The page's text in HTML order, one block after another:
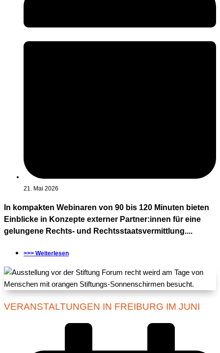
21. Mai 2026
In kompakten Webinaren von 90 bis 120 Minuten bieten
Einblicke in Konzepte externer Partner:innen für eine
gelungene Rechts- und Rechtsstaatsvermittlung....
>>> Weiterlesen
VERANSTALTUNGEN IN FREIBURG IM JUNI